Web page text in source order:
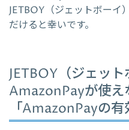
JETBOY（ジェットボーイ
だけると幸いです。
JETBOY（ジェッ
AmazonPayが使え
「AmazonPayの有